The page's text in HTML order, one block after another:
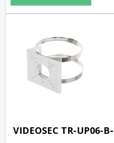
VIDEOSEC TR-UP06-